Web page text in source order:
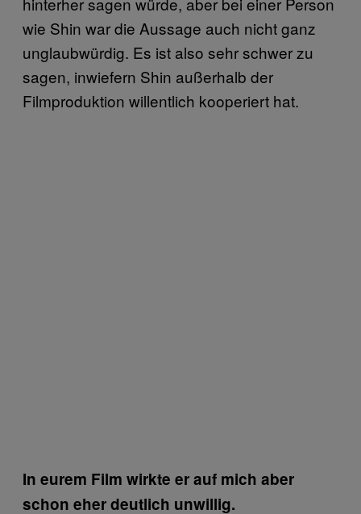
wie Shin war die Aussage auch nicht ganz
unglaubwürdig. Es ist also sehr schwer zu
sagen, inwiefern Shin außerhalb der
Filmproduktion willentlich kooperiert hat.
In eurem Film wirkte er auf mich aber
schon eher deutlich unwillig.